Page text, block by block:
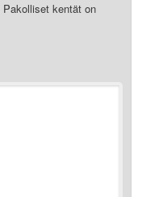
Pakolliset kentät on